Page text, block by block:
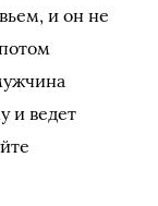
и он не
и ведет